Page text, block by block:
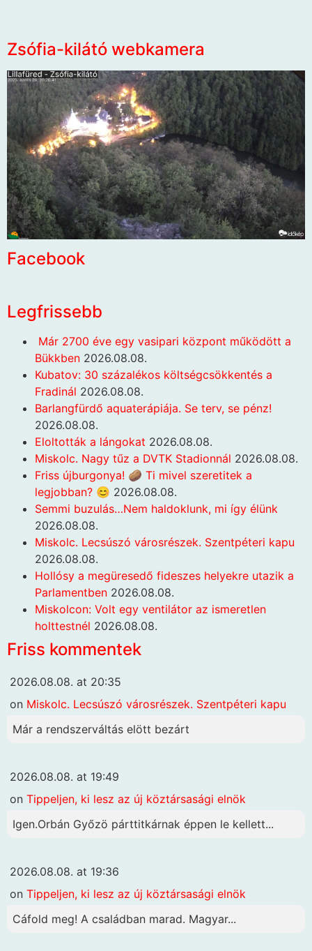
Zsófia-kilátó webkamera
Facebook
Legfrissebb
Már 2700 éve egy vasipari központ működött a
Bükkben 2026.08.08.
Kubatov: 30 százalékos költségcsökkentés a
Fradinál 2026.08.08.
Barlangfürdő aquaterápiája. Se terv, se pénz!
2026.08.08.
Eloltották a lángokat 2026.08.08.
Miskolc. Nagy tűz a DVTK Stadionnál 2026.08.08.
Friss újburgonya! 🥔 Ti mivel szeretitek a
legjobban? 😊 2026.08.08.
Semmi buzulás…Nem haldoklunk, mi így élünk
2026.08.08.
Miskolc. Lecsúszó városrészek. Szentpéteri kapu
2026.08.08.
Hollósy a megüresedő fideszes helyekre utazik a
Parlamentben 2026.08.08.
Miskolcon: Volt egy ventilátor az ismeretlen
holttestnél 2026.08.08.
Friss kommentek
2026.08.08. at 20:35
on Miskolc. Lecsúszó városrészek. Szentpéteri kapu
Már a rendszerváltás elött bezárt
2026.08.08. at 19:49
on Tippeljen, ki lesz az új köztársasági elnök
Igen.Orbán Győzö párttitkárnak éppen le kellett...
2026.08.08. at 19:36
on Tippeljen, ki lesz az új köztársasági elnök
Cáfold meg! A családban marad. Magyar...